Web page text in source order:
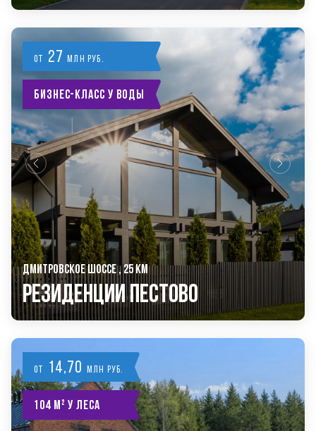
от 27млн руб.
Бизнес-класс у воды
ДМИТРОВСКОЕ ШОССЕ , 25 КМ
РЕЗИДЕНЦИИ ПЕСТОВО
от 14,70 млн руб.
104 м² у леса